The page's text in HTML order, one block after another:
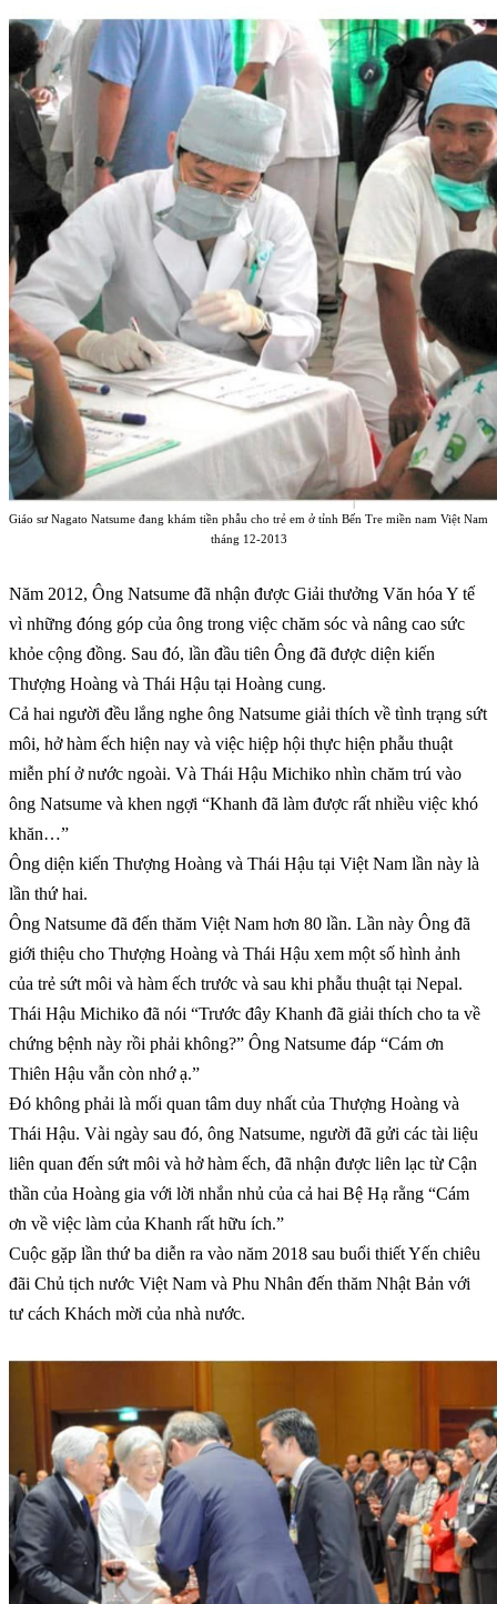
Giáo sư Nagato Natsume đang khám tiền phẫu cho trẻ em ở tỉnh Bến Tre miền nam Việt Nam
tháng 12-2013
Năm 2012, Ông Natsume đã nhận được Giải thưởng Văn hóa Y tế
vì những đóng góp của ông trong việc chăm sóc và nâng cao sức
khỏe cộng đồng. Sau đó, lần đầu tiên Ông đã được diện kiến
Thượng Hoàng và Thái Hậu tại Hoàng cung.
Cả hai người đều lắng nghe ông Natsume giải thích về tình trạng sứt
môi, hở hàm ếch hiện nay và việc hiệp hội thực hiện phẫu thuật
miễn phí ở nước ngoài. Và Thái Hậu Michiko nhìn chăm trú vào
ông Natsume và khen ngợi “Khanh đã làm được rất nhiều việc khó
khăn…”
Ông diện kiến Thượng Hoàng và Thái Hậu tại Việt Nam lần này là
lần thứ hai.
Ông Natsume đã đến thăm Việt Nam hơn 80 lần. Lần này Ông đã
giới thiệu cho Thượng Hoàng và Thái Hậu xem một số hình ảnh
của trẻ sứt môi và hàm ếch trước và sau khi phẫu thuật tại Nepal.
Thái Hậu Michiko đã nói “Trước đây Khanh đã giải thích cho ta về
chứng bệnh này rồi phải không?” Ông Natsume đáp “Cám ơn
Thiên Hậu vẫn còn nhớ ạ.”
Đó không phải là mối quan tâm duy nhất của Thượng Hoàng và
Thái Hậu. Vài ngày sau đó, ông Natsume, người đã gửi các tài liệu
liên quan đến sứt môi và hở hàm ếch, đã nhận được liên lạc từ Cận
thần của Hoàng gia với lời nhắn nhủ của cả hai Bệ Hạ rằng “Cám
ơn về việc làm của Khanh rất hữu ích.”
Cuộc gặp lần thứ ba diễn ra vào năm 2018 sau buổi thiết Yến chiêu
đãi Chủ tịch nước Việt Nam và Phu Nhân đến thăm Nhật Bản với
tư cách Khách mời của nhà nước.